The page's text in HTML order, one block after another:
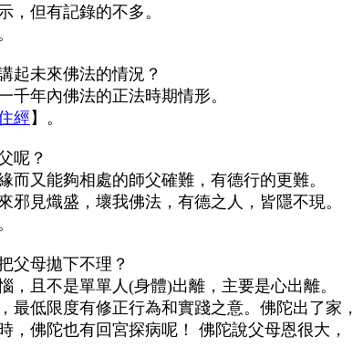
，但有記錄的不多。
起未來佛法的情況？
千年內佛法的正法時期情形。
經】 。
呢？
而又能夠相處的師父確難，有德行的更難。
邪見熾盛，壞我佛法，有德之人，皆隱不現。
父母拋下不理？
，且不是單單人(身體)出離，主要是心出離。
最低限度有修正行為和實踐之意。佛陀出了家，
，佛陀也有回宮探病呢！ 佛陀說父母恩很大，